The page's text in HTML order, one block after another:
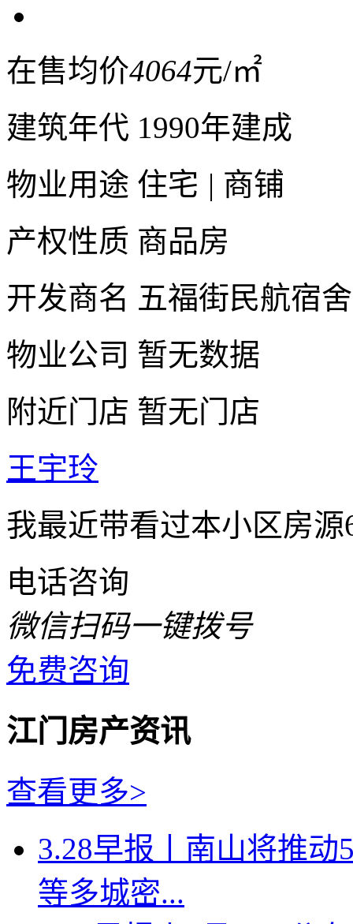
在售均价4064元/㎡
建筑年代 1990年建成
物业用途 住宅 | 商铺
产权性质 商品房
开发商名 五福街民航宿
物业公司 暂无数据
附近门店 暂无门店
王宇玲
我最近带看过本小区房
电话咨询
微信扫码一键拨号
免费咨询
江门房产资讯
查看更多>
3.28早报丨南山将推
等多城密...